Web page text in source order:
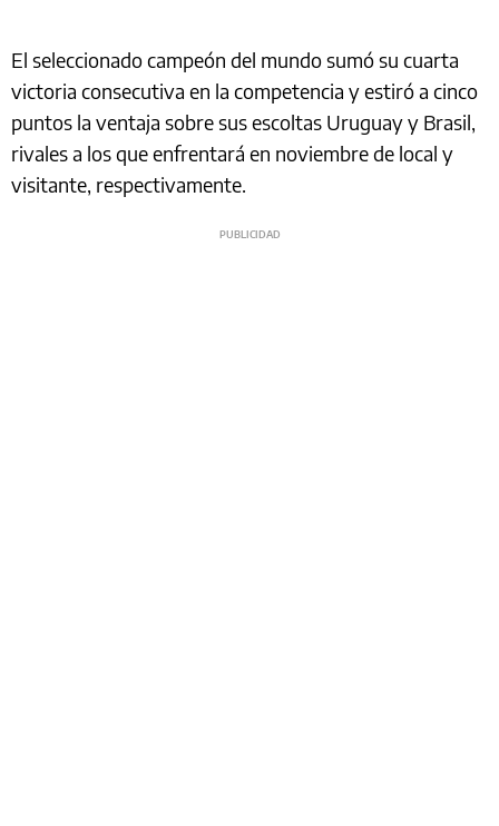
El seleccionado campeón del mundo sumó su cuarta
victoria consecutiva en la competencia y estiró a cinco
puntos la ventaja sobre sus escoltas Uruguay y Brasil,
rivales a los que enfrentará en noviembre de local y
visitante, respectivamente.